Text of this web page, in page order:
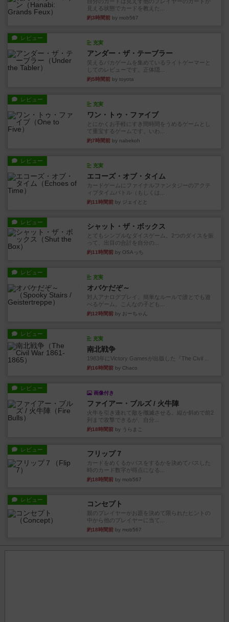
見える状態でカードを教えた...
約3時間前 by mob567
レビュー
充実
アンダー・ザ・テーブラー
笑えるバカゲームを集めているライトゲーマーと
してのレビューです。正体隠...
約5時間前 by toyota
レビュー
充実
ワン・トゥ・ファイブ
とにかくお手軽にすき間時間をうめるゲームとし
て重宝するゲームです。いわ...
約7時間前 by nabekoh
レビュー
充実
エコーズ・オブ・タイム
カードゲームにファイナルファンタジーのアクテ
ィブタイムバトル（もしくは...
約11時間前 by ジェイとと
レビュー シャット・ザ・ボックス
とてもシンプルなダイスゲーム。2つのダイスを振
って、出目の合計を自分の...
約11時間前 by OSAっち
レビュー
充実
オバケだぞ～
対人アナログプレイ。簡単なルールで誰とでも遊
べるゲーム。こんなの子ども...
約12時間前 by おーちゃん
レビュー
充実
南北戦争
1983年にVictory Gamesが出版した『The Civil ...
約16時間前 by Chaco
レビュー
画像付き
ファイアー・ブルズ / 火牛陣
火牛を引き連れて敵を殲滅させる。縦か斜めで前2
列まで攻撃できるが、自分...
約18時間前 by うらまこ
レビュー フリップ７
カードをめくるかパスをするかを決めてパスした
時のカード数字が得点になる...
約18時間前 by mob567
レビュー コンセプト
親のプレイヤーがお題を決めて限られたヒントの
中から他のプレイヤーに当て...
約18時間前 by mob567